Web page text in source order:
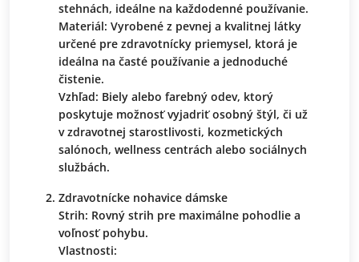
stehnách, ideálne na každodenné používanie.
Materiál: Vyrobené z pevnej a kvalitnej látky
určené pre zdravotnícky priemysel, ktorá je
ideálna na časté používanie a jednoduché
čistenie.
Vzhľad: Biely alebo farebný odev, ktorý
poskytuje možnosť vyjadriť osobný štýl, či už
v zdravotnej starostlivosti, kozmetických
salónoch, wellness centrách alebo sociálnych
službách.
Zdravotnícke nohavice dámske
Strih: Rovný strih pre maximálne pohodlie a
voľnosť pohybu.
Vlastnosti: